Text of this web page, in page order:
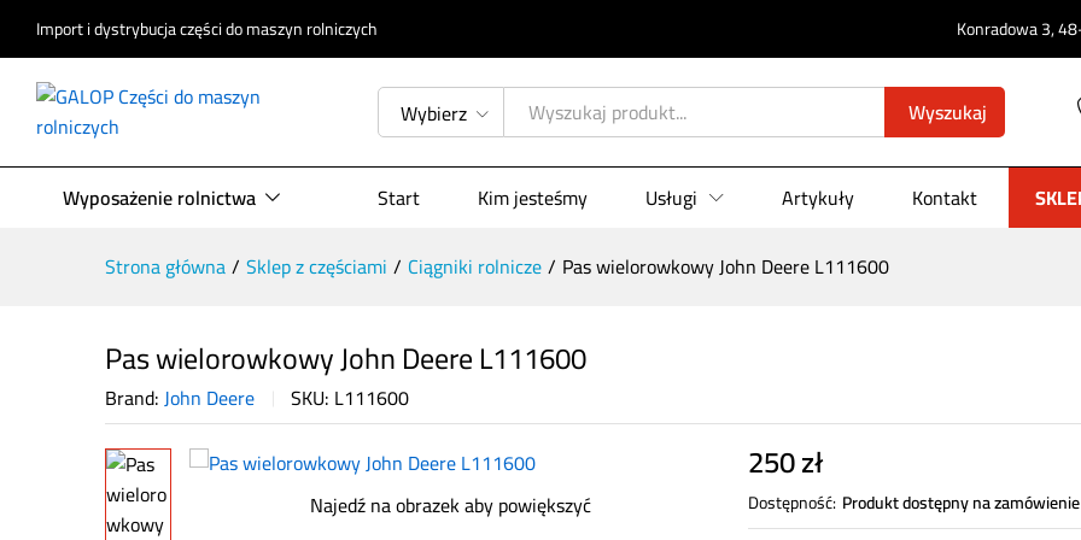
Import i dystrybucja części do maszyn rolniczych Konradowa 3,
Wybierz Wyszukaj
Wyposażenie rolnictwa Start Kim jesteśmy Usługi Artykuły Kontakt
Strona główna/ Sklep z częściami / Ciągniki rolnicze/ Pas wielorowkowy John Deere L111600
Pas wielorowkowy John Deere L111600
Brand:John Deere SKU: L111600
Najedź na obrazek aby powiększyć
250zł
Dostępność: Produkt dostępny na zamówienie
Pas wielorowkowy John Deere L111600
Opis produktu Specyfikacja Opinie (0)